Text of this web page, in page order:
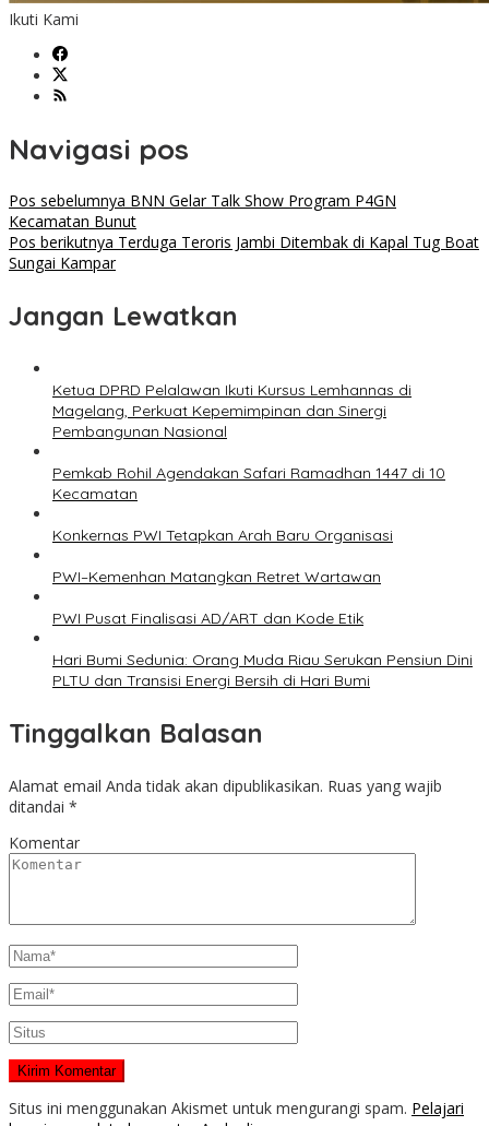
Ikuti Kami
Navigasi pos
Pos sebelumnya BNN Gelar Talk Show Program P4GN
Kecamatan Bunut
Pos berikutnya Terduga Teroris Jambi Ditembak di Kapal Tug Boat
Sungai Kampar
Jangan Lewatkan
Ketua DPRD Pelalawan Ikuti Kursus Lemhannas di
Magelang, Perkuat Kepemimpinan dan Sinergi
Pembangunan Nasional
Pemkab Rohil Agendakan Safari Ramadhan 1447 di 10
Kecamatan
Konkernas PWI Tetapkan Arah Baru Organisasi
PWI–Kemenhan Matangkan Retret Wartawan
PWI Pusat Finalisasi AD/ART dan Kode Etik
Hari Bumi Sedunia: Orang Muda Riau Serukan Pensiun Dini
PLTU dan Transisi Energi Bersih di Hari Bumi
Tinggalkan Balasan
Alamat email Anda tidak akan dipublikasikan. Ruas yang wajib
ditandai *
Komentar
Situs ini menggunakan Akismet untuk mengurangi spam. Pelajari